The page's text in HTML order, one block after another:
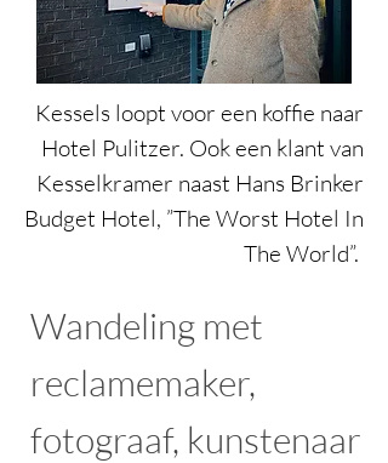
Kessels loopt voor een koffie naar
Hotel Pulitzer. Ook een klant van
Kesselkramer naast Hans Brinker
Budget Hotel, ”The Worst Hotel In
The World”.
Wandeling met
reclamemaker,
fotograaf, kunstenaar